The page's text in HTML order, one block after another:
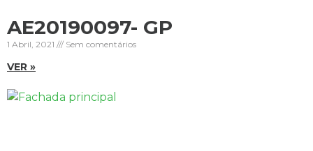
AE20190097- GP
1 Abril, 2021 Sem comentários
VER »